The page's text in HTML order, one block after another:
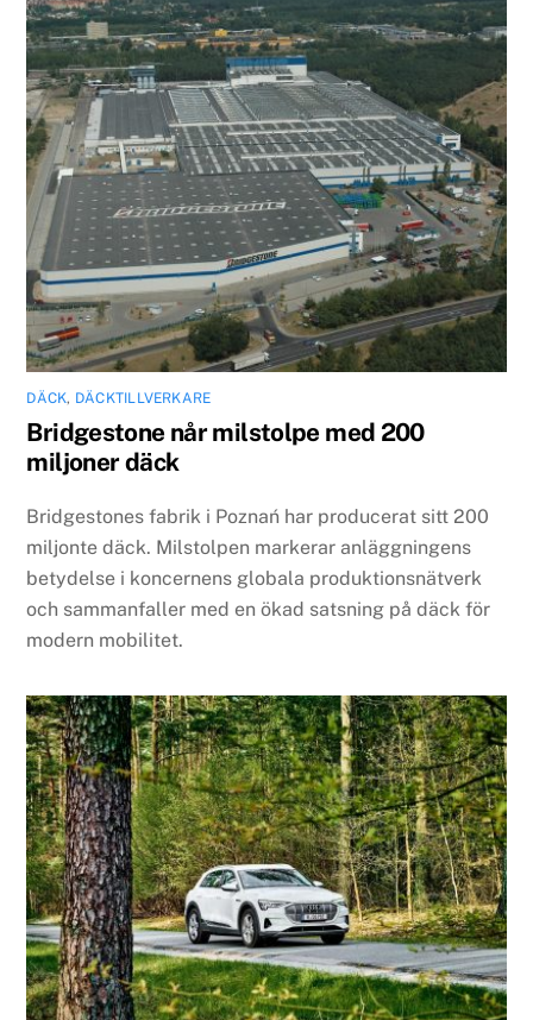
DÄCK, DÄCKTILLVERKARE
Bridgestone når milstolpe med 200
miljoner däck
Bridgestones fabrik i Poznań har producerat sitt 200
miljonte däck. Milstolpen markerar anläggningens
betydelse i koncernens globala produktionsnätverk
och sammanfaller med en ökad satsning på däck för
modern mobilitet.